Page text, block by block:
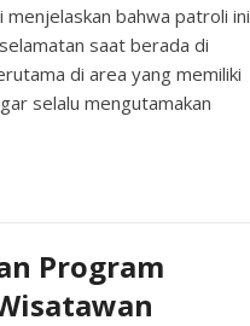
bahwa patroli ini
saat berada di
di area yang memiliki
selalu mengutamakan
Program